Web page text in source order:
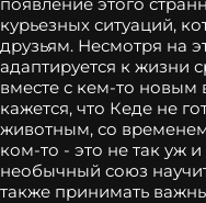
курьезных ситуаций,
друзьям. Несмотря на
адаптируется к жизни
вместе с кем-то новым
кажется, что Кеде не
животным, со временем
ком-то - это не так уж
необычный союз
также принимать